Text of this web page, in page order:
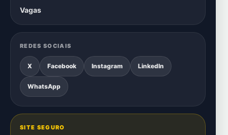
Vagas
REDES SOCIAIS
X Facebook Instagram LinkedIn
WhatsApp
SITE SEGURO